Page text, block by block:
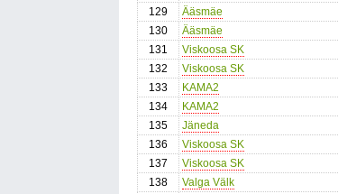
129
Ääsmäe
130
Ääsmäe
131
Viskoosa SK
132
Viskoosa SK
133
KAMA2
134
KAMA2
135
Jäneda
136
Viskoosa SK
137
Viskoosa SK
138
Valga Välk